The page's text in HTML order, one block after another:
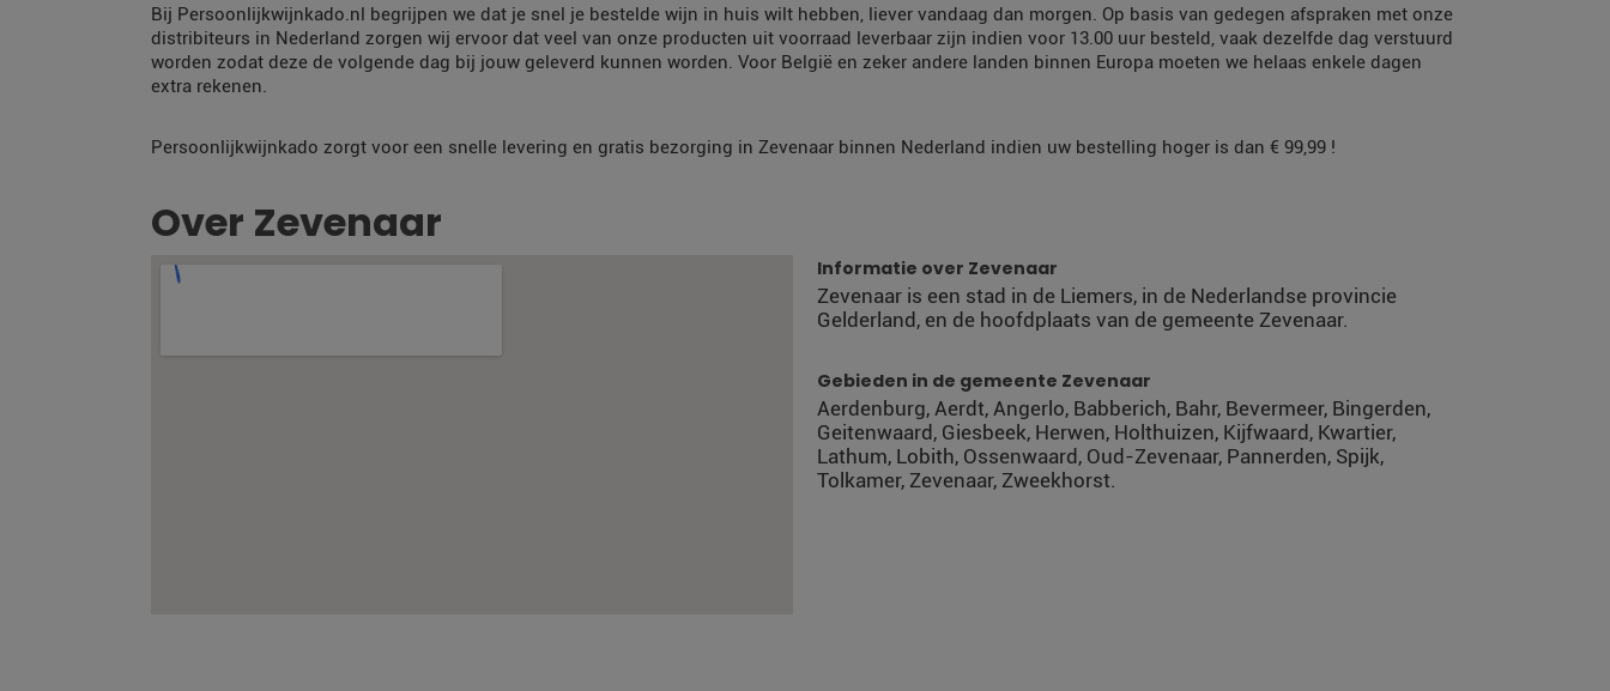
Bij Persoonlijkwijnkado.nl begrijpen we dat je snel je bestelde wijn in huis wilt hebben, liever vandaag dan morgen. Op basis van gedegen afspraken met onze
distribiteurs in Nederland zorgen wij ervoor dat veel van onze producten uit voorraad leverbaar zijn indien voor 13.00 uur besteld, vaak dezelfde dag verstuurd
worden zodat deze de volgende dag bij jouw geleverd kunnen worden. Voor België en zeker andere landen binnen Europa moeten we helaas enkele dagen
extra rekenen.
Persoonlijkwijnkado zorgt voor een snelle levering en gratis bezorging in Zevenaar binnen Nederland indien uw bestelling hoger is dan € 99,99 !
Over Zevenaar
Informatie over Zevenaar
Zevenaar is een stad in de Liemers, in de Nederlandse provincie
Gelderland, en de hoofdplaats van de gemeente Zevenaar.
Gebieden in de gemeente Zevenaar
Aerdenburg, Aerdt, Angerlo, Babberich, Bahr, Bevermeer, Bingerden,
Geitenwaard, Giesbeek, Herwen, Holthuizen, Kijfwaard, Kwartier,
Lathum, Lobith, Ossenwaard, Oud-Zevenaar, Pannerden, Spijk,
Tolkamer, Zevenaar, Zweekhorst.